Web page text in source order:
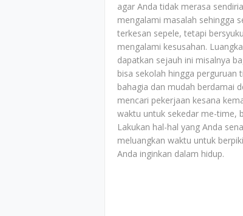
agar Anda tidak merasa
mengalami masalah sehingga
terkesan sepele, tetapi
mengalami kesusahan.
dapatkan sejauh ini misalnya
bisa sekolah hingga perguruan
bahagia dan mudah berdamai
mencari pekerjaan kesana
waktu untuk sekedar me-time,
Lakukan hal-hal yang Anda
meluangkan waktu untuk
Anda inginkan dalam hidup.